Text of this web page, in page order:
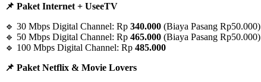
📌 Paket Internet + UseeTV
🔹 30 Mbps Digital Channel: Rp 340.000 (Biaya Pasang Rp50.000)
🔹 50 Mbps Digital Channel: Rp 465.000 (Biaya Pasang Rp50.000)
🔹 100 Mbps Digital Channel: Rp 485.000
📌 Paket Netflix & Movie Lovers